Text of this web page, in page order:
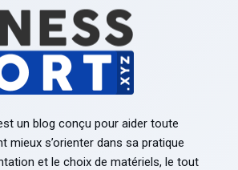
un blog conçu pour aider toute
mieux s’orienter dans sa pratique
et le choix de matériels, le tout